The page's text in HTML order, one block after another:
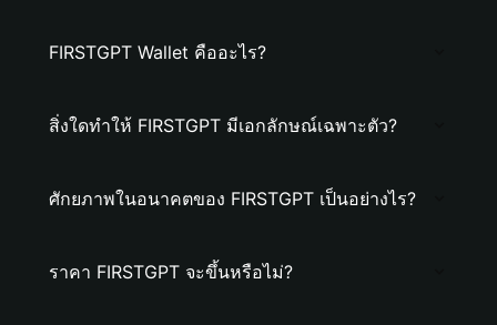
FIRSTGPT Wallet คืออะไร?
สิ่งใดทำให้ FIRSTGPT มีเอกลักษณ์เฉพาะตัว?
ศักยภาพในอนาคตของ FIRSTGPT เป็นอย่างไร?
ราคา FIRSTGPT จะขึ้นหรือไม่?